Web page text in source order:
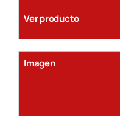
Ver producto
Imagen